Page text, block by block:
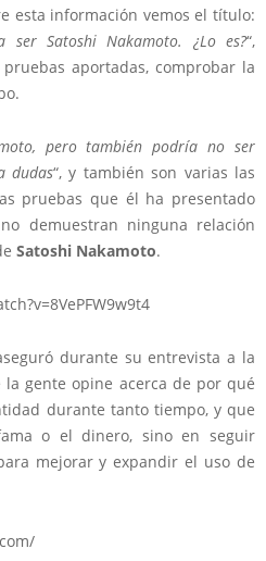
esta información vemos el título:
ser Satoshi Nakamoto. ¿Lo es?“,
aportadas, comprobar la
pero también podría no ser
dudas“, y también son varias las
pruebas que él ha presentado
demuestran ninguna relación
Satoshi Nakamoto.
durante su entrevista a la
la gente opine acerca de por qué
durante tanto tiempo, y que
o el dinero, sino en seguir
mejorar y expandir el uso de